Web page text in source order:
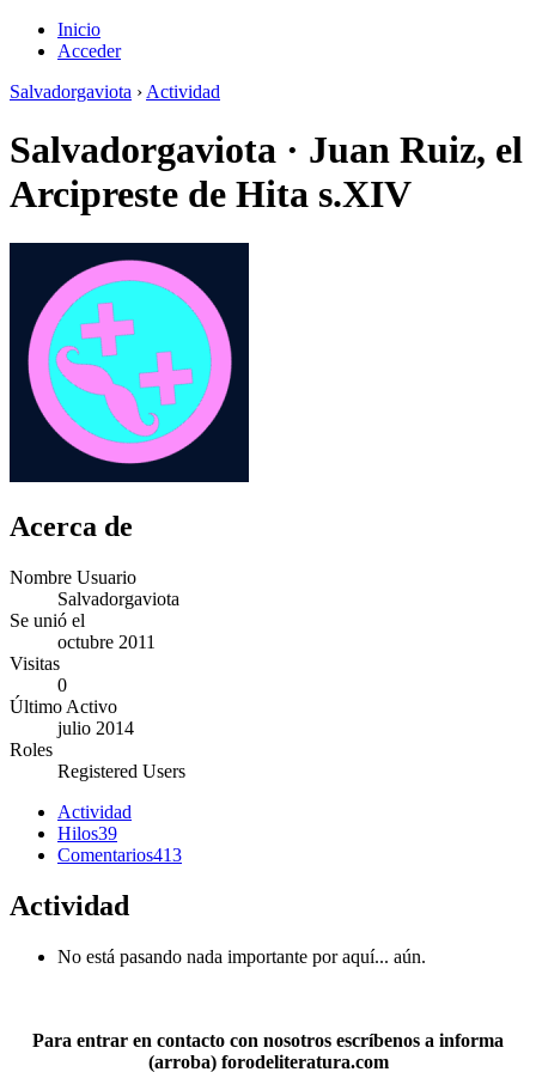
Inicio
Acceder
Salvadorgaviota › Actividad
Salvadorgaviota · Juan Ruiz, el
Arcipreste de Hita s.XIV
Acerca de
Nombre Usuario
Salvadorgaviota
Se unió el
octubre 2011
Visitas
0
Último Activo
julio 2014
Roles
Registered Users
Actividad
Hilos39
Comentarios413
Actividad
No está pasando nada importante por aquí... aún.
Para entrar en contacto con nosotros escríbenos a informa
(arroba) forodeliteratura.com